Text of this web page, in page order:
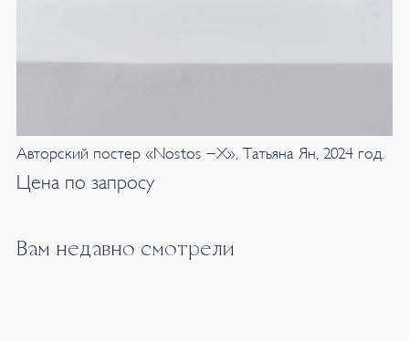
Авторский постер «Nostos -X», Татьяна Ян, 2024 год.
Цена по запросу
Вам недавно смотрели